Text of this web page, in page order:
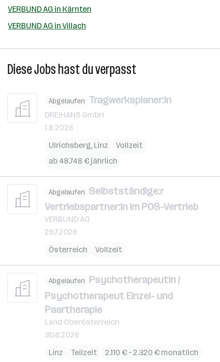
VERBUND AG in Kärnten
VERBUND AG in Villach
Diese Jobs hast du verpasst
Abgelaufen Tragwerksplaner:in
DREIHANS GmbH
1.8.2026
Ulrichsberg, Linz
Vollzeit
ab 48.748 € jährlich
Abgelaufen Selbstständige:r
Vertriebspartner:in im POS-Vertrieb
VERBUND AG
29.7.2026
Österreich
Vollzeit
Abgelaufen Psychotherapeutin /
Psychotherapeut Einzel- und
Paartherapie
Land Oberösterreich
30.6.2026
Linz
Teilzeit 2.110 € – 2.320 € monatlich